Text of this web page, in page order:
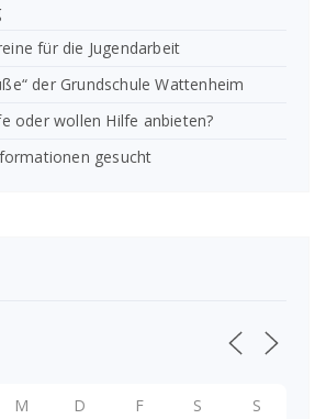
für die Jugendarbeit
der Grundschule Wattenheim
oder wollen Hilfe anbieten?
gesucht
M D F S S